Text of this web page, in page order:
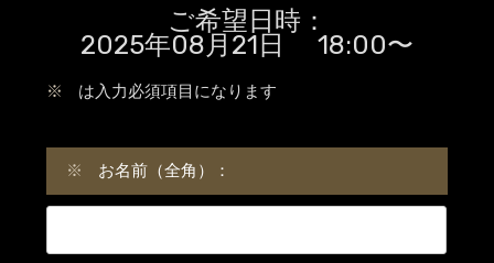
ご希望日時：
2025年08月21日 18:00〜
※ は入力必須項目になります
※ お名前（全角）：